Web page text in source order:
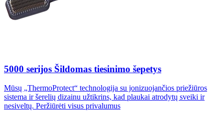
5000 serijos Šildomas tiesinimo šepetys
Mūsų „ThermoProtect“ technologija su jonizuojančios priežiūros
sistema ir šerelių dizainu užtikrins, kad plaukai atrodytų sveiki ir
nesiveltų. Peržiūrėti visus privalumus